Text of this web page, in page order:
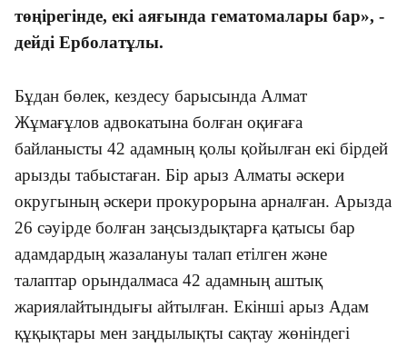
төңірегінде, екі аяғында гематомалары бар», -
дейді Ерболатұлы.
Бұдан бөлек, кездесу барысында Алмат
Жұмағұлов адвокатына болған оқиғаға
байланысты 42 адамның қолы қойылған екі бірдей
арызды табыстаған. Бір арыз Алматы әскери
округының әскери прокурорына арналған. Арызда
26 сәуірде болған заңсыздықтарға қатысы бар
адамдардың жазалануы талап етілген және
талаптар орындалмаса 42 адамның аштық
жариялайтындығы айтылған. Екінші арыз Адам
құқықтары мен заңдылықты сақтау жөніндегі